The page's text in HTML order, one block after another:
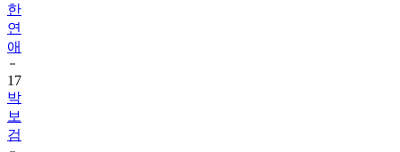
한
연
애
17
박
보
검